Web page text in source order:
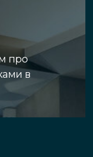
про
в